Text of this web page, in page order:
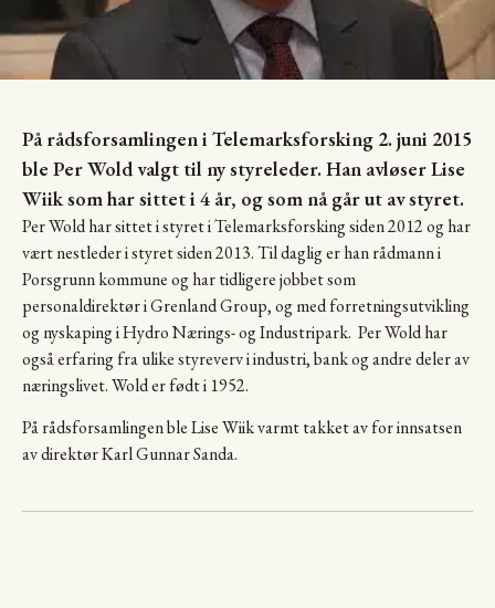
På rådsforsamlingen i Telemarksforsking 2. juni 2015
ble Per Wold valgt til ny styreleder. Han avløser Lise
Wiik som har sittet i 4 år, og som nå går ut av styret.
Per Wold har sittet i styret i Telemarksforsking siden 2012 og har
vært nestleder i styret siden 2013. Til daglig er han rådmann i
Porsgrunn kommune og har tidligere jobbet som
personaldirektør i Grenland Group, og med forretningsutvikling
og nyskaping i Hydro Nærings- og Industripark. Per Wold har
også erfaring fra ulike styreverv i industri, bank og andre deler av
næringslivet. Wold er født i 1952.
På rådsforsamlingen ble Lise Wiik varmt takket av for innsatsen
av direktør Karl Gunnar Sanda.